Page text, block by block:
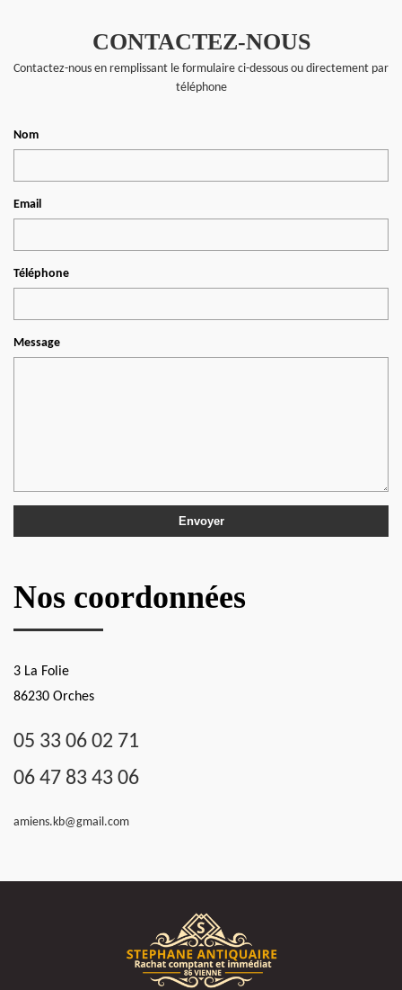
CONTACTEZ-NOUS
Contactez-nous en remplissant le formulaire ci-dessous ou directement par
téléphone
Nom
Email
Téléphone
Message
Nos coordonnées
3 La Folie
86230 Orches
05 33 06 02 71
06 47 83 43 06
amiens.kb@gmail.com